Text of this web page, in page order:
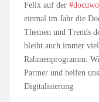
Felix auf der
einmal im Jahr die
Themen und Trends
bleibt auch immer
Rahmenprogramm.
Partner und helfen
Digitalisierung.